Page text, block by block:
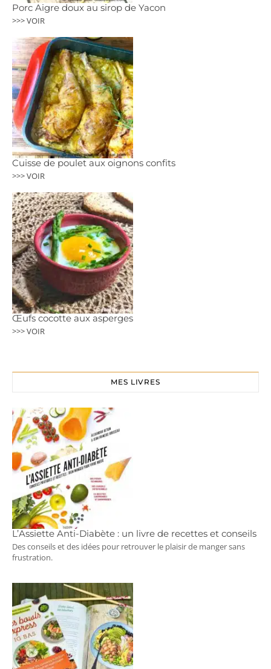
Porc Aigre doux au sirop de Yacon
>>> VOIR
Cuisse de poulet aux oignons confits
>>> VOIR
Œufs cocotte aux asperges
>>> VOIR
MES LIVRES
L’Assiette Anti-Diabète : un livre de recettes et conseils
Des conseils et des idées pour retrouver le plaisir de manger sans
frustration.